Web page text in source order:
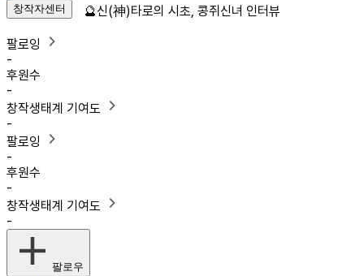
창작자센터
팔로잉
-
후원수
-
창작생태계 기여도
-
팔로잉
-
후원수
-
창작생태계 기여도
-
팔로우
🔮신(神)타로의 시초, 콩쥐신녀 인터뷰